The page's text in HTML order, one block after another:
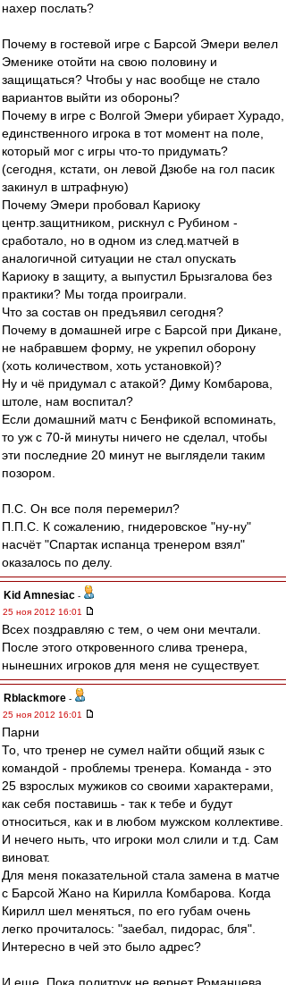
нахер послать?
Почему в гостевой игре с Барсой Эмери велел
Эменике отойти на свою половину и
защищаться? Чтобы у нас вообще не стало
вариантов выйти из обороны?
Почему в игре с Волгой Эмери убирает Хурадо,
единственного игрока в тот момент на поле,
который мог с игры что-то придумать?
(сегодня, кстати, он левой Дзюбе на гол пасик
закинул в штрафную)
Почему Эмери пробовал Кариоку
центр.защитником, рискнул с Рубином -
сработало, но в одном из след.матчей в
аналогичной ситуации не стал опускать
Кариоку в защиту, а выпустил Брызгалова без
практики? Мы тогда проиграли.
Что за состав он предъявил сегодня?
Почему в домашней игре с Барсой при Дикане,
не набравшем форму, не укрепил оборону
(хоть количеством, хоть установкой)?
Ну и чё придумал с атакой? Диму Комбарова,
штоле, нам воспитал?
Если домашний матч с Бенфикой вспоминать,
то уж с 70-й минуты ничего не сделал, чтобы
эти последние 20 минут не выглядели таким
позором.
П.С. Он все поля перемерил?
П.П.С. К сожалению, гнидеровское "ну-ну"
насчёт "Спартак испанца тренером взял"
оказалось по делу.
Kid Amnesiac -
25 ноя 2012 16:01
Всех поздравляю с тем, о чем они мечтали.
После этого откровенного слива тренера,
нынешних игроков для меня не существует.
Rblackmore -
25 ноя 2012 16:01
Парни
То, что тренер не сумел найти общий язык с
командой - проблемы тренера. Команда - это
25 взрослых мужиков со своими характерами,
как себя поставишь - так к тебе и будут
относиться, как и в любом мужском коллективе.
И нечего ныть, что игроки мол слили и т.д. Сам
виноват.
Для меня показательной стала замена в матче
с Барсой Жано на Кирилла Комбарова. Когда
Кирилл шел меняться, по его губам очень
легко прочиталось: "заебал, пидорас, бля".
Интересно в чей это было адрес?